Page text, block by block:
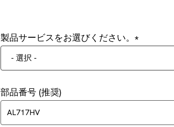
製品サービスをお選びください。
- 選択 -
部品番号 (推奨)